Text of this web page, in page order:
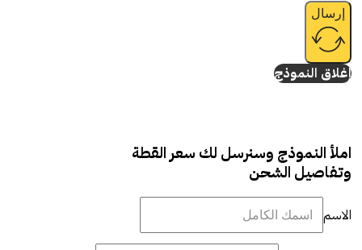
إرسال
إغلاق النموذج
املأ النموذج وسنرسل لك سعر القطة
وتفاصيل الشحن
الاسم